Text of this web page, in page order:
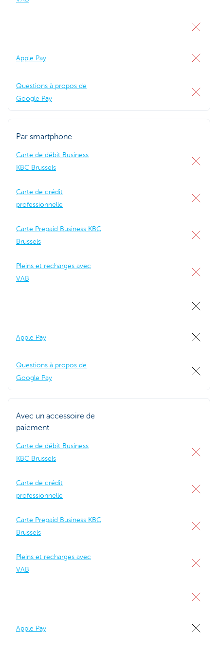
Apple Pay
Questions à propos de
Google Pay
Par smartphone
Carte de débit Business
KBC Brussels
Carte de crédit
professionnelle
Carte Prepaid Business KBC
Brussels
Pleins et recharges avec
VAB
Apple Pay
Questions à propos de
Google Pay
Avec un accessoire de
paiement
Carte de débit Business
KBC Brussels
Carte de crédit
professionnelle
Carte Prepaid Business KBC
Brussels
Pleins et recharges avec
VAB
Apple Pay